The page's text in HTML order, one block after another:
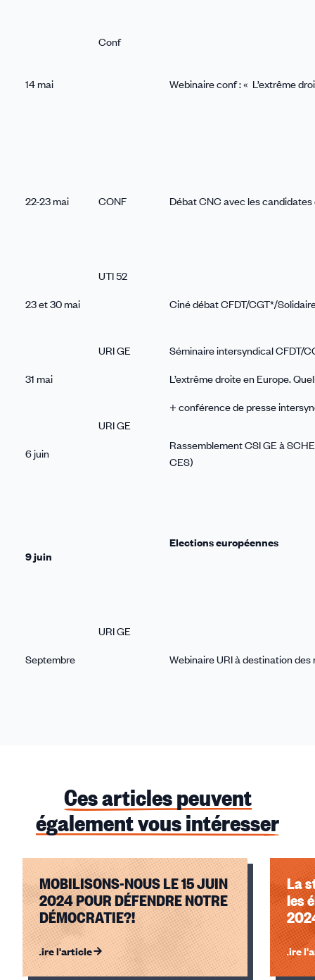
14 mai
Conf
Webinaire conf : « L’extrême
22-23 mai CONF Débat CNC avec les
23 et 30 mai
UTI 52
Ciné débat CFDT/CGT*/
31 mai
URI GE
Séminaire intersyndical CFDT/
L’extrême droite en Europe.
+ conférence de presse
6 juin
URI GE
Rassemblement CSI GE à
CES)
9 juin
Elections européennes
Septembre
URI GE
Webinaire URI à destination des
Ces articles peuvent
également vous intéresser
MOBILISONS-NOUS LE 15 JUIN
2024 POUR DÉFENDRE NOTRE
DÉMOCRATIE?!
Lire l'article
La
les
Lire